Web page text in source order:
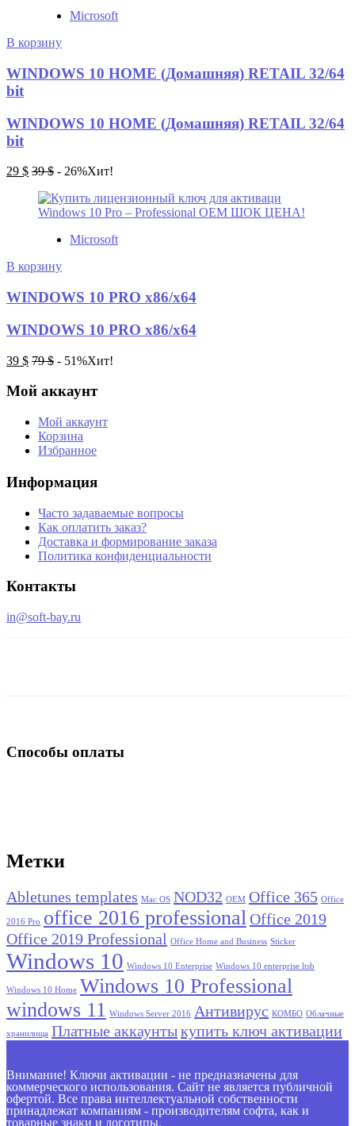
Microsoft
В корзину
WINDOWS 10 HOME (Домашняя) RETAIL 32/64
bit
WINDOWS 10 HOME (Домашняя) RETAIL 32/64
bit
29 $ 39$ - 26%Хит!
Microsoft
В корзину
WINDOWS 10 PRO x86/x64
WINDOWS 10 PRO x86/x64
39 $ 79$ - 51%Хит!
Мой аккаунт
Мой аккаунт
Корзина
Избранное
Информация
Часто задаваемые вопросы
Как оплатить заказ?
Доставка и формирование заказа
Политика конфиденциальности
Контакты
in@soft-bay.ru
Способы оплаты
Метки
Abletunes templates Mac OS NOD32 OEM Office 365 Office
2016 Pro office 2016 professionalOffice 2019
Office 2019 Professional Office Home and Business Sticker
Windows 10 Windows 10 Enterprise Windows 10 enterprise ltsb
Windows 10 Home Windows 10 Professional
windows 11 Windows Server 2016 Антивирус КОМБО Облачные
хранилища Платные аккаунтыкупить ключ активации
Внимание! Ключи активации - не предназначены для
коммерческого использования. Сайт не является публичной
офертой. Все права интеллектуальной собственности
принадлежат компаниям - производителям софта, как и
товарные знаки и логотипы.